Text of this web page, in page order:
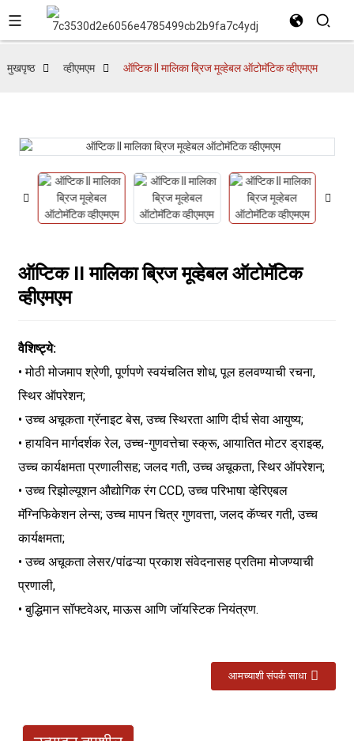
मुखपृष्ठ व्हीएमएम ऑप्टिक II मालिका ब्रिज मूव्हेबल ऑटोमॅटिक व्हीएमएम
ऑप्टिक II मालिका ब्रिज मूव्हेबल ऑटोमॅटिक
व्हीएमएम
वैशिष्ट्ये:
• मोठी मोजमाप श्रेणी, पूर्णपणे स्वयंचलित शोध, पूल हलवण्याची रचना,
स्थिर ऑपरेशन;
• उच्च अचूकता ग्रॅनाइट बेस, उच्च स्थिरता आणि दीर्घ सेवा आयुष्य;
• हायविन मार्गदर्शक रेल, उच्च-गुणवत्तेचा स्क्रू, आयातित मोटर ड्राइव्ह,
उच्च कार्यक्षमता प्रणालीसह; जलद गती, उच्च अचूकता, स्थिर ऑपरेशन;
• उच्च रिझोल्यूशन औद्योगिक रंग CCD, उच्च परिभाषा व्हेरिएबल
मॅग्निफिकेशन लेन्स; उच्च मापन चित्र गुणवत्ता, जलद कॅप्चर गती, उच्च
कार्यक्षमता;
• उच्च अचूकता लेसर/पांढऱ्या प्रकाश संवेदनासह प्रतिमा मोजण्याची
प्रणाली,
• बुद्धिमान सॉफ्टवेअर, माऊस आणि जॉयस्टिक नियंत्रण.
आमच्याशी संपर्क साधा